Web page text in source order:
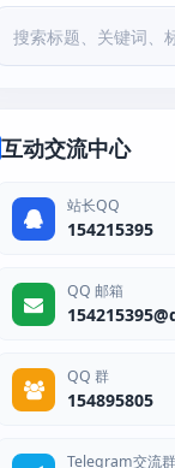
互动交流中心
站长QQ
154215395
QQ 邮箱
QQ 群
154895805
Telegram交流群